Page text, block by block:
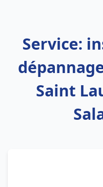
Service:
Saint